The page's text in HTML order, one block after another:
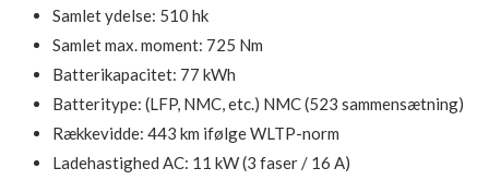
Samlet ydelse: 510 hk
Samlet max. moment: 725 Nm
Batterikapacitet: 77 kWh
Batteritype: (LFP, NMC, etc.) NMC (523 sammensætning)
Rækkevidde: 443 km ifølge WLTP-norm
Ladehastighed AC: 11 kW (3 faser / 16 A)